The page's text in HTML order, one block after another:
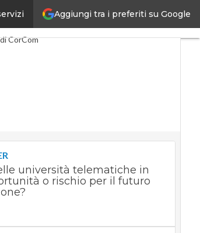
Aggiungi tra i preferiti su Google
CorCom
università telematiche in
o rischio per il futuro